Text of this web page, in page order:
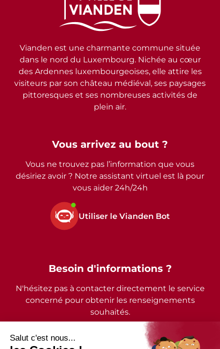
Vous arrivez au bout ?
Vous ne trouvez pas l’information que vous
désiriez avoir ? Notre assistant virtuel est là pour
vous aider 24h/24h
Utiliser le Vianden Bot
Vianden est une charmante commune située
dans le nord du Luxembourg. Nichée au cœur
des Ardennes luxembourgeoises, elle attire les
visiteurs par son château médiéval, ses paysages
pittoresques et ses nombreuses activités de
plein air.
Besoin d'informations ?
N'hésitez pas à contacter directement le service
concerné pour obtenir les renseignements
souhaités.
2026 - © Commune de Vianden - Tous droits réservés